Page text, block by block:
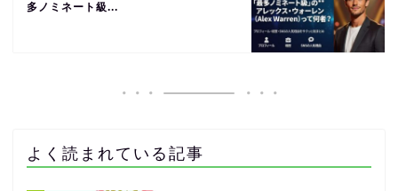
多ノミネート級...
よく読まれている記事